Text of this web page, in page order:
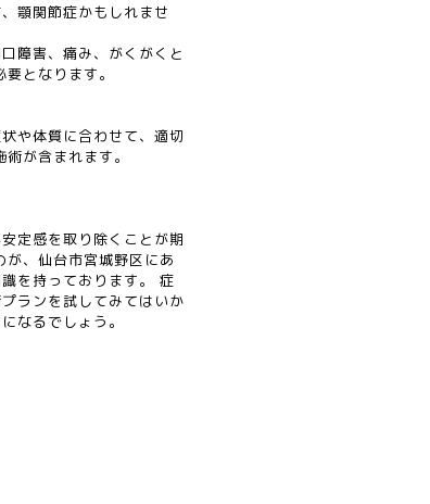
顎関節症かもしれませ
障害、痛み、がくがくと
となります。
や体質に合わせて、適切
が含まれます。
定感を取り除くことが期
、仙台市宮城野区にあ
を持っております。 症
ランを試してみてはいか
なるでしょう。